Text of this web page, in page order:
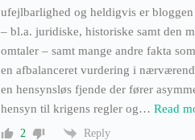
ufejlbarlighed og heldigvis er
– bl.a. juridiske, historiske samt den
omtaler – samt mange andre fakta
en afbalanceret vurdering i
en hensynsløs fjende der fører
hensyn til krigens regler og… Read
2 Reply